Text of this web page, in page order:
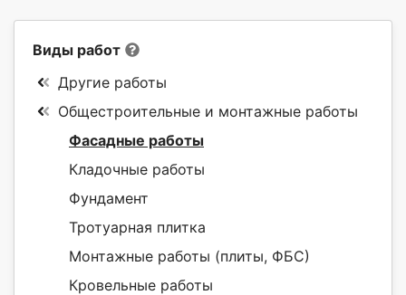
Виды работ
Другие работы
Общестроительные и монтажные работы
Фасадные работы
Кладочные работы
Фундамент
Тротуарная плитка
Монтажные работы (плиты, ФБС)
Кровельные работы